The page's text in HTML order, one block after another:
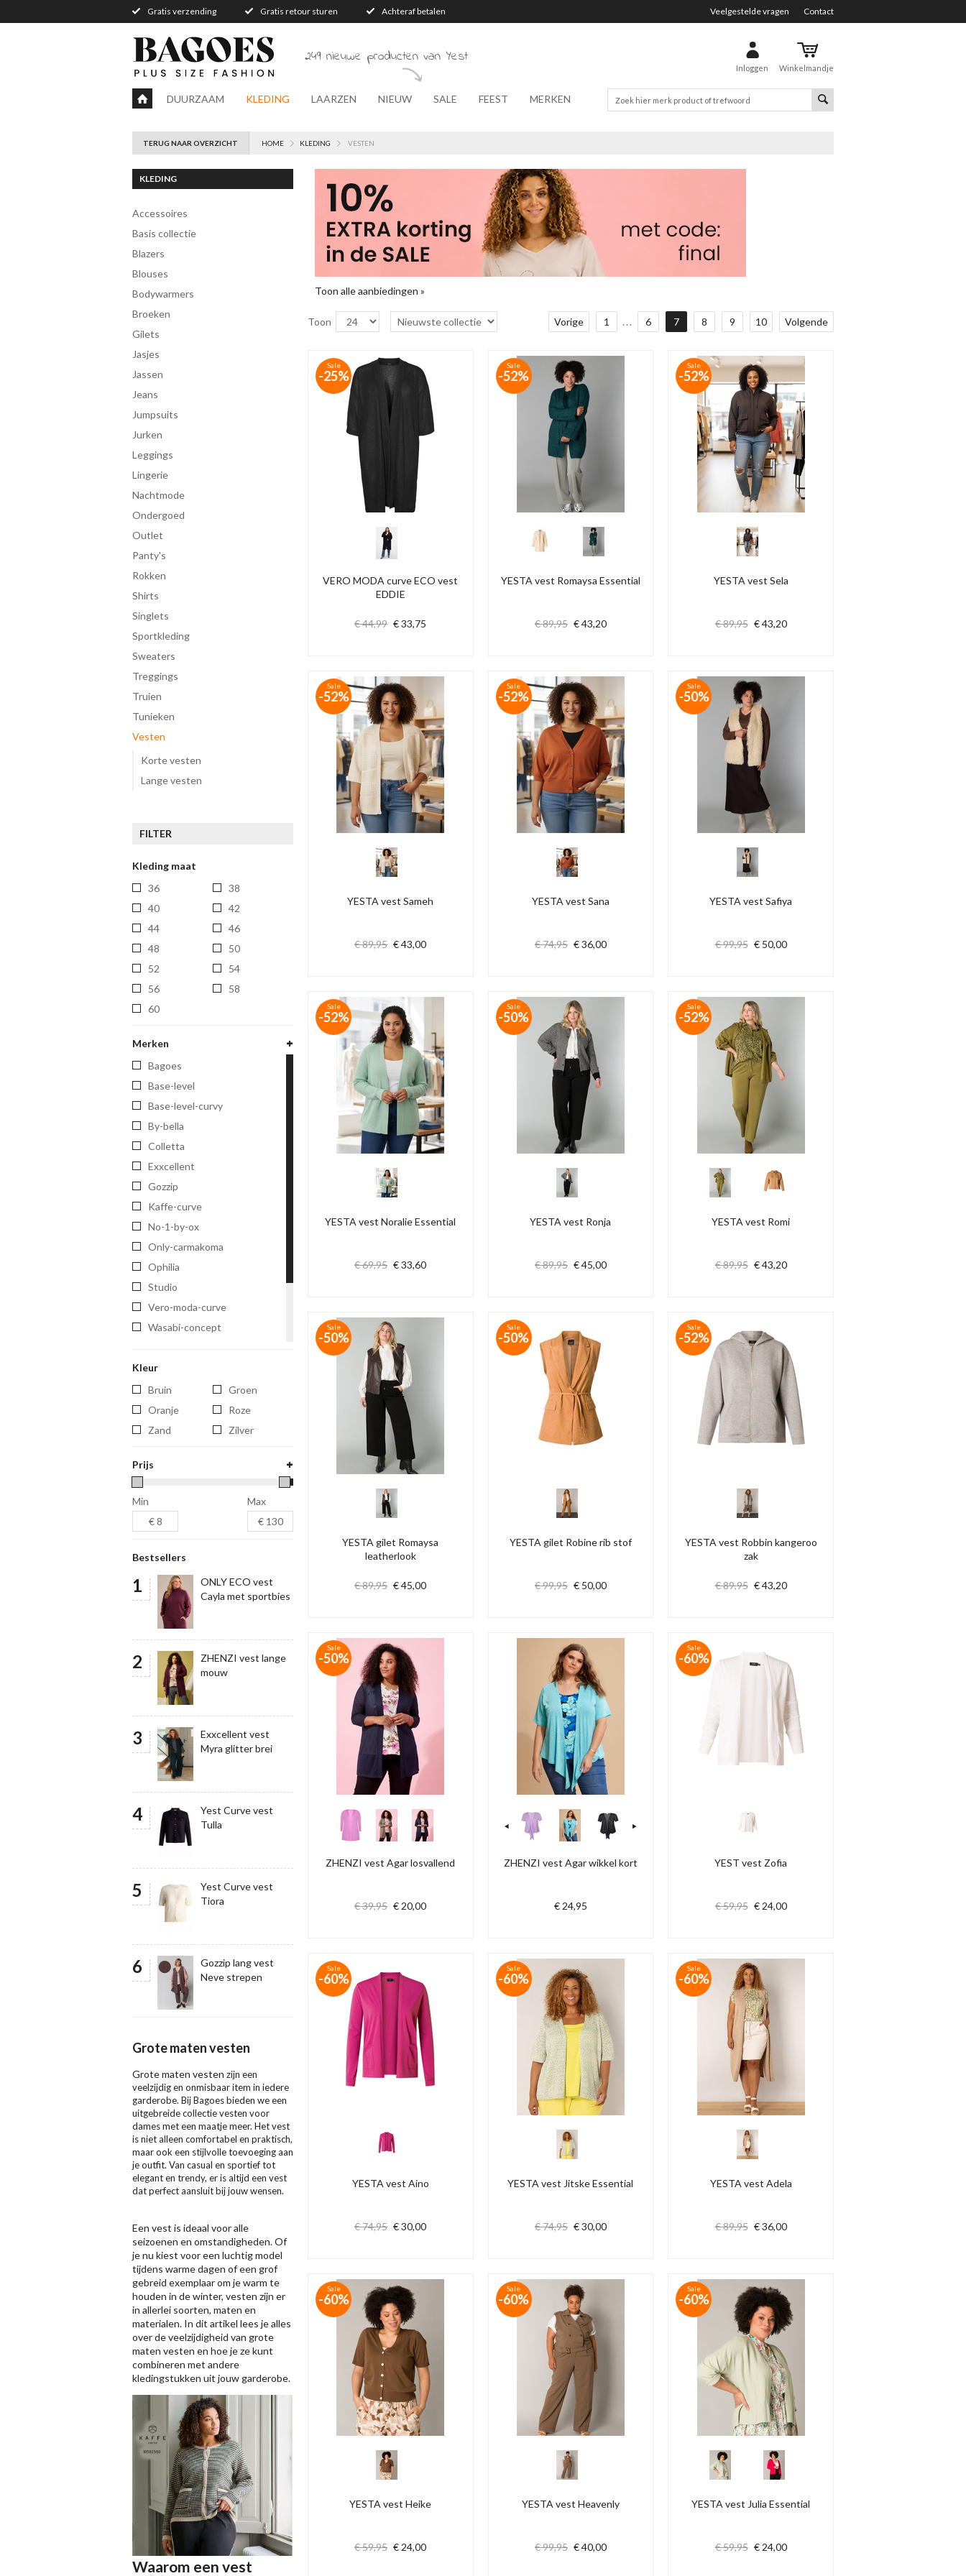
Gratis verzending Gratis retour sturen Achteraf betalen Veelgestelde vragen Contact
Inloggen Winkelmandje
249 nieuwe producten van Yest
DUURZAAM KLEDING LAARZEN NIEUW SALE FEEST MERKEN
TERUG NAAR OVERZICHT HOME KLEDING VESTEN
KLEDING
accessoires
Basis collectie
blazers
blouses
bodywarmers
broeken
gilets
jasjes
jassen
jeans
jumpsuits
jurken
leggings
lingerie
Nachtmode
ondergoed
Outlet
panty's
rokken
shirts
singlets
Sportkleding
sweaters
treggings
truien
tunieken
vesten
Korte vesten
Lange vesten
FILTER
Kleding maat
36
38
40
42
44
46
48
50
52
54
56
58
60
Merken
bagoes
base-level
base-level-curvy
by-bella
colletta
exxcellent
gozzip
kaffe-curve
no-1-by-ox
only-carmakoma
ophilia
studio
vero-moda-curve
wasabi-concept
yest-curve
yesta
zhenzi
Kleur
Bruin
Groen
Oranje
Roze
Zand
Zilver
Prijs
Min Max
Bestsellers
ONLY ECO vest
Cayla met sportbies
ZHENZI vest lange
mouw
Exxcellent vest
Myra glitter brei
Yest Curve vest
Tulla
Yest Curve vest
Tiora
Gozzip lang vest
Neve strepen
Toon alle aanbiedingen »
Toon Vorige 1 ... 6 7 8 9 10 Volgende
VERO MODA curve ECO vest
EDDIE
€ 44,99 € 33,75
Sale
-25%
YESTA vest Romaysa Essential
€ 89,95 € 43,20
Sale
-52%
YESTA vest Sela
€ 89,95 € 43,20
Sale
-52%
YESTA vest Sameh
€ 89,95 € 43,00
Sale
-52%
YESTA vest Sana
€ 74,95 € 36,00
Sale
-52%
YESTA vest Safiya
€ 99,95 € 50,00
Sale
-50%
YESTA vest Noralie Essential
€ 69,95 € 33,60
Sale
-52%
YESTA vest Ronja
€ 89,95 € 45,00
Sale
-50%
YESTA vest Romi
€ 89,95 € 43,20
Sale
-52%
YESTA gilet Romaysa
leatherlook
€ 89,95 € 45,00
Sale
-50%
YESTA gilet Robine rib stof
€ 99,95 € 50,00
Sale
-50%
YESTA vest Robbin kangeroo
zak
€ 89,95 € 43,20
Sale
-52%
ZHENZI vest Agar losvallend
€ 39,95 € 20,00
Sale
-50%
ZHENZI vest Agar wikkel kort
€ 24,95
YEST vest Zofia
€ 59,95 € 24,00
Sale
-60%
YESTA vest Aino
€ 74,95 € 30,00
Sale
-60%
YESTA vest Jitske Essential
€ 74,95 € 30,00
Sale
-60%
YESTA vest Adela
€ 89,95 € 36,00
Sale
-60%
YESTA vest Heike
€ 59,95 € 24,00
Sale
-60%
YESTA vest Heavenly
€ 99,95 € 40,00
Sale
-60%
YESTA vest Julia Essential
€ 59,95 € 24,00
Sale
-60%
Grote maten vesten
Grote maten vesten zijn een
veelzijdig en onmisbaar item in iedere
garderobe. Bij Bagoes bieden we een
uitgebreide collectie vesten voor
dames met een maatje meer. Het vest
is niet alleen comfortabel en praktisch,
maar ook een stijlvolle toevoeging aan
je outfit. Van casual en sportief tot
elegant en trendy, er is altijd een vest
dat perfect aansluit bij jouw wensen.
Een vest is ideaal voor alle
seizoenen en omstandigheden. Of
je nu kiest voor een luchtig model
tijdens warme dagen of een grof
gebreid exemplaar om je warm te
houden in de winter, vesten zijn er
in allerlei soorten, maten en
materialen. In dit artikel lees je alles
over de veelzijdigheid van grote
maten vesten en hoe je ze kunt
combineren met andere
kledingstukken uit jouw garderobe.
Waarom een vest